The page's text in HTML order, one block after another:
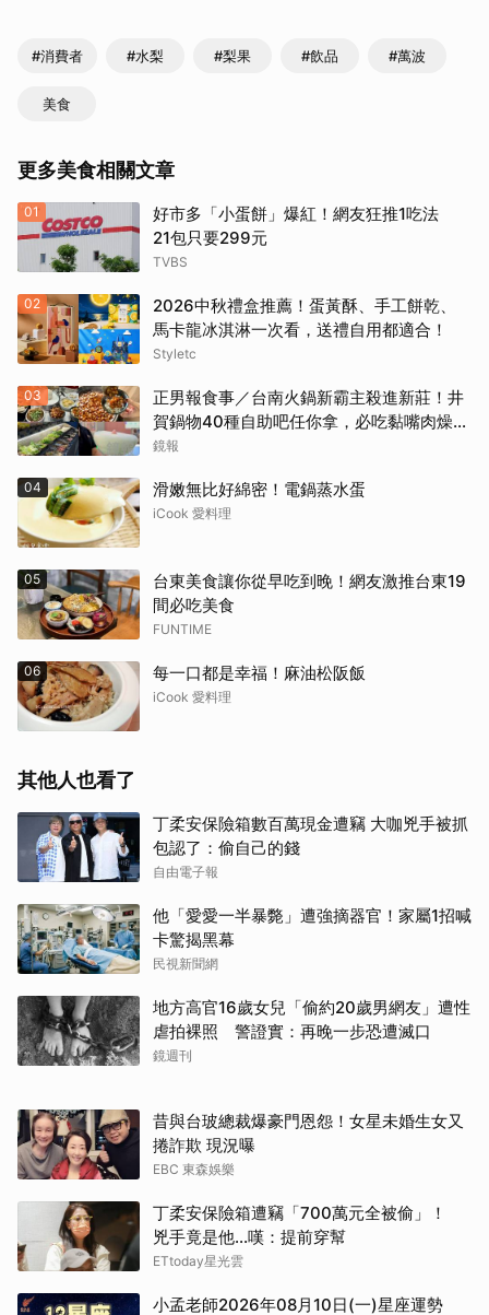
#消費者 #水梨 #梨果 #飲品 #萬波
美食
更多美食相關文章
01
好市多「小蛋餅」爆紅！網友狂推1吃法
21包只要299元
TVBS
02
2026中秋禮盒推薦！蛋黃酥、手工餅乾、
馬卡龍冰淇淋一次看，送禮自用都適合！
Styletc
03
正男報食事／台南火鍋新霸主殺進新莊！井
賀鍋物40種自助吧任你拿，必吃黏嘴肉燥
飯、現做棉花糖
鏡報
04 滑嫩無比好綿密！電鍋蒸水蛋
iCook 愛料理
05
台東美食讓你從早吃到晚！網友激推台東19
間必吃美食
FUNTIME
06 每一口都是幸福！麻油松阪飯
iCook 愛料理
其他人也看了
丁柔安保險箱數百萬現金遭竊 大咖兇手被抓
包認了：偷自己的錢
自由電子報
他「愛愛一半暴斃」遭強摘器官！家屬1招喊
卡驚揭黑幕
民視新聞網
地方高官16歲女兒「偷約20歲男網友」遭性
虐拍裸照 警證實：再晚一步恐遭滅口
鏡週刊
昔與台玻總裁爆豪門恩怨！女星未婚生女又
捲詐欺 現況曝
EBC 東森娛樂
丁柔安保險箱遭竊「700萬元全被偷」！
兇手竟是他...嘆：提前穿幫
ETtoday星光雲
小孟老師2026年08月10日(一)星座運勢